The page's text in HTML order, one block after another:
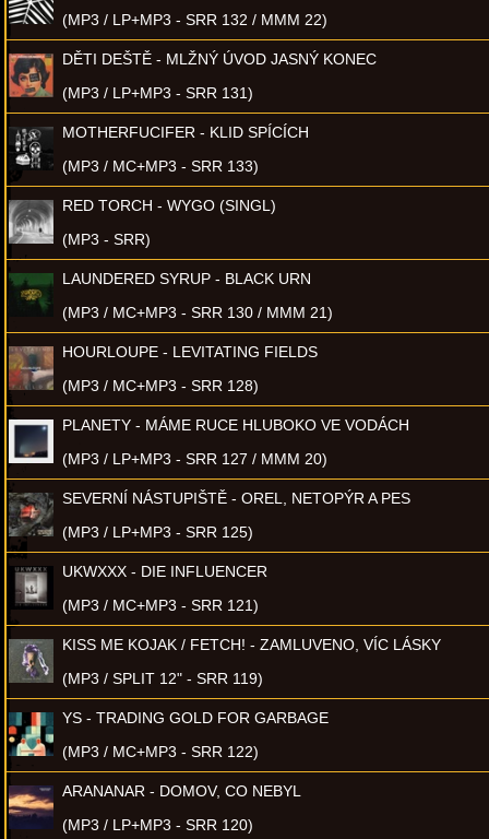
(MP3 / LP+MP3 - SRR 132 / MMM 22)
DĚTI DEŠTĚ - MLŽNÝ ÚVOD JASNÝ KONEC
(MP3 / LP+MP3 - SRR 131)
MOTHERFUCIFER - KLID SPÍCÍCH
(MP3 / MC+MP3 - SRR 133)
RED TORCH - WYGO (SINGL)
(MP3 - SRR)
LAUNDERED SYRUP - BLACK URN
(MP3 / MC+MP3 - SRR 130 / MMM 21)
HOURLOUPE - LEVITATING FIELDS
(MP3 / MC+MP3 - SRR 128)
PLANETY - MÁME RUCE HLUBOKO VE VODÁCH
(MP3 / LP+MP3 - SRR 127 / MMM 20)
SEVERNÍ NÁSTUPIŠTĚ - OREL, NETOPÝR A PES
(MP3 / LP+MP3 - SRR 125)
UKWXXX - DIE INFLUENCER
(MP3 / MC+MP3 - SRR 121)
KISS ME KOJAK / FETCH! - ZAMLUVENO, VÍC LÁSKY
(MP3 / SPLIT 12" - SRR 119)
YS - TRADING GOLD FOR GARBAGE
(MP3 / MC+MP3 - SRR 122)
ARANANAR - DOMOV, CO NEBYL
(MP3 / LP+MP3 - SRR 120)